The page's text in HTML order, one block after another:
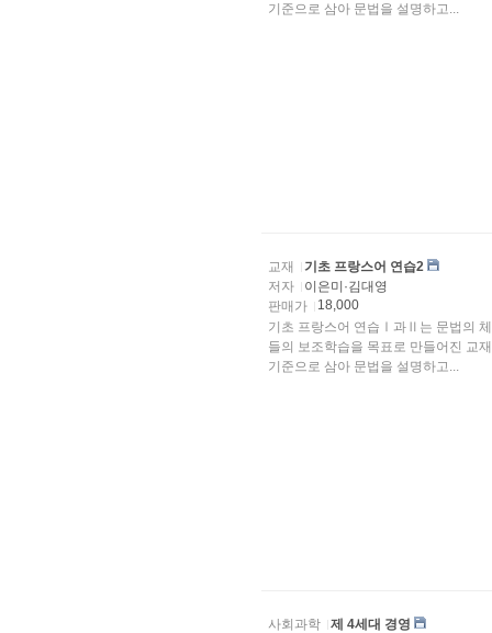
기준으로 삼아 문법을 설명하고...
교재
기초 프랑스어 연습2
저자
이은미·김대영
판매가
18,000
기초 프랑스어 연습Ⅰ과Ⅱ는 문법의
들의 보조학습을 목표로 만들어진
기준으로 삼아 문법을 설명하고...
사회과학
제 4세대 경영